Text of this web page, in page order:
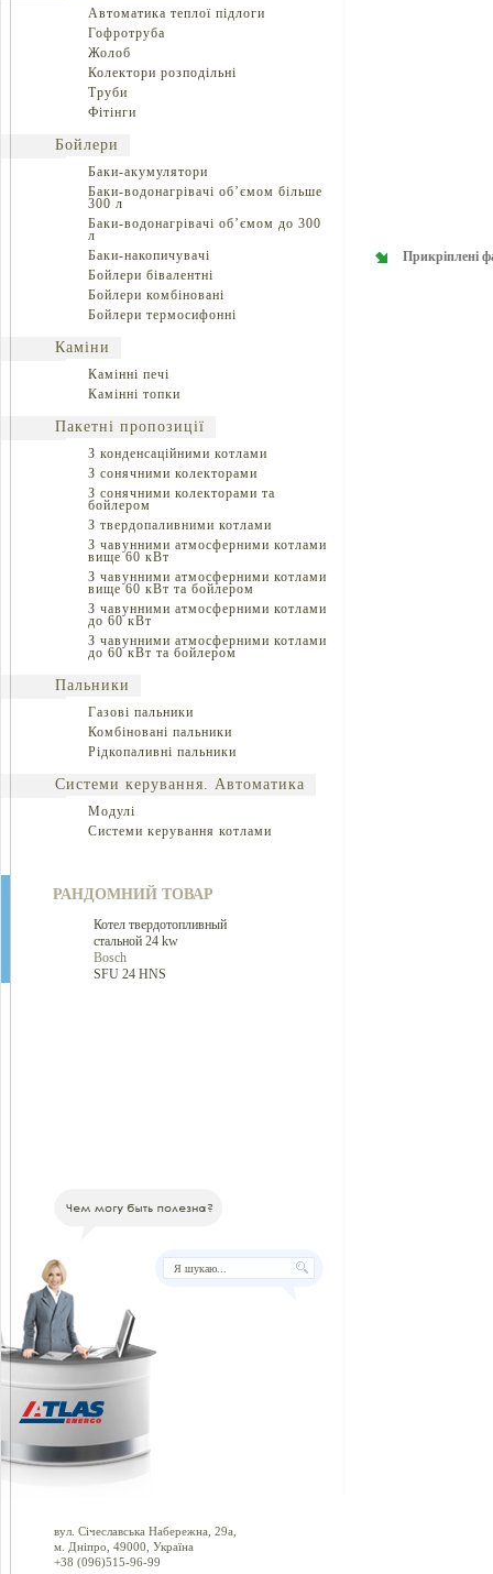
Автоматика теплої підлоги
Гофротруба
Жолоб
Колектори розподільні
Труби
Фітінги
Бойлери
Баки-акумулятори
Баки-водонагрівачі об’ємом більше
300 л
Баки-водонагрівачі об’ємом до 300
л
Баки-накопичувачі
Бойлери бівалентні
Бойлери комбіновані
Бойлери термосифонні
Каміни
Камінні печі
Камінні топки
Пакетні пропозиції
З конденсаційними котлами
З сонячними колекторами
З сонячними колекторами та
бойлером
З твердопаливними котлами
З чавунними атмосферними котлами
вище 60 кВт
З чавунними атмосферними котлами
вище 60 кВт та бойлером
З чавунними атмосферними котлами
до 60 кВт
З чавунними атмосферними котлами
до 60 кВт та бойлером
Пальники
Газові пальники
Комбіновані пальники
Рідкопаливні пальники
Системи керування. Автоматика
Модулі
Системи керування котлами
РАНДОМНИЙ ТОВАР
Котел твердотопливный
стальной 24 kw
Bosch
SFU 24 HNS
Прикріплені
вул. Січеславська Набережна, 29а,
м. Дніпро, 49000, Україна
+38 (096)515-96-99